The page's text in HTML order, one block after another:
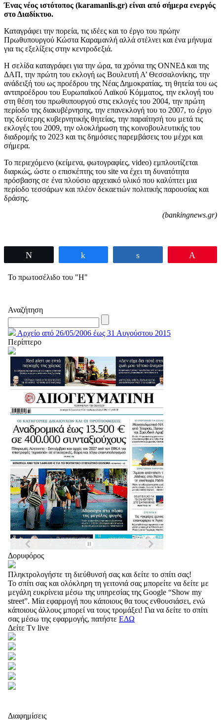
Ένας νέος ιστότοπος (karamanlis.gr) είναι από σήμερα ενεργός
στο Διαδίκτυο.
Καταγράφει την πορεία, τις ιδέες και το έργο του πρώην
Πρωθυπουργού Κώστα Καραμανλή αλλά στέλνει και ένα μήνυμα
για τις εξελίξεις στην κεντροδεξιά.
Η σελίδα καταγράφει για την ώρα, τα χρόνια της ΟΝΝΕΔ και της
ΔΑΠ, την πρώτη του εκλογή ως Βουλευτή Α’ Θεσσαλονίκης, την
ανάδειξή του ως προέδρου της Νέας Δημοκρατίας, τη θητεία του ως
αντιπροέδρου του Ευρωπαϊκού Λαϊκού Κόμματος, την εκλογή του
στη θέση του πρωθυπουργού στις εκλογές του 2004, την πρώτη
περίοδο της διακυβέρνησης, την επανεκλογή του το 2007, το έργο
της δεύτερης κυβερνητικής θητείας, την παραίτησή του μετά τις
εκλογές του 2009, την ολοκλήρωση της κοινοβουλευτικής του
διαδρομής το 2023 και τις δημόσιες παρεμβάσεις του μέχρι και
σήμερα.
Το περιεχόμενο (κείμενα, φωτογραφίες, video) εμπλουτίζεται
διαρκώς, ώστε ο επισκέπτης του site να έχει τη δυνατότητα
πρόσβασης σε ένα πλούσιο αρχειακό υλικό που καλύπτει μια
περίοδο τεσσάρων και πλέον δεκαετιών πολιτικής παρουσίας και
δράσης.
(bankingnews.gr)
Το πρωτοσέλιδο του "Η"
Αναζήτηση
Αρχείο από 26/05/2006 έως 31 Αυγούστου 2015
Περίπτερο
Δορυφόρος
Πληκτρολογήστε τη διεύθυνσή σας και δείτε το σπίτι σας!
Το σπίτι σας και ολόκληρη τη γειτονιά σας μπορείτε να δείτε με
μεγάλη ευκρίνεια μέσω της υπηρεσίας της Google “Show my
street”. Μία εφαρμογή που κάποιους θα τους ενθουσιάσει, ενώ
κάποιους άλλους μπορεί να τους τρομάξει! Για να δείτε το σπίτι
σας μέσω της εφαρμογής, πατήστε ΕΔΩ
Δείτε Tv live
Διαφημίσεις